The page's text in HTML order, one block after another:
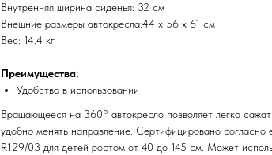
Внутренняя ширина сиденья: 32 см
Внешние размеры автокресла:44 x 56 x 61 см
Вес: 14.4 кг
Преимущества:
Удобство в использовании
Вращающееся на 360° автокресло позволяет легко
удобно менять направление. Сертифицировано согласно
R129/03 для детей ростом от 40 до 145 см. Может